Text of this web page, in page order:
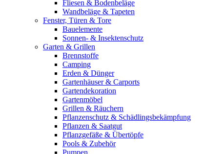
Fliesen & Bodenbeläge
Wandbeläge & Tapeten
Fenster, Türen & Tore
Bauelemente
Sonnen- & Insektenschutz
Garten & Grillen
Brennstoffe
Camping
Erden & Dünger
Gartenhäuser & Carports
Gartendekoration
Gartenmöbel
Grillen & Räuchern
Pflanzenschutz & Schädlingsbekämpfung
Pflanzen & Saatgut
Pflanzgefäße & Übertöpfe
Pools & Zubehör
Pumpen